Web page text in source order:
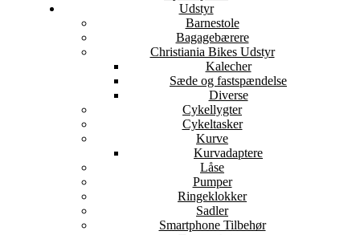
Udstyr
Barnestole
Bagagebærere
Christiania Bikes Udstyr
Kalecher
Sæde og fastspændelse
Diverse
Cykellygter
Cykeltasker
Kurve
Kurvadaptere
Låse
Pumper
Ringeklokker
Sadler
Smartphone Tilbehør